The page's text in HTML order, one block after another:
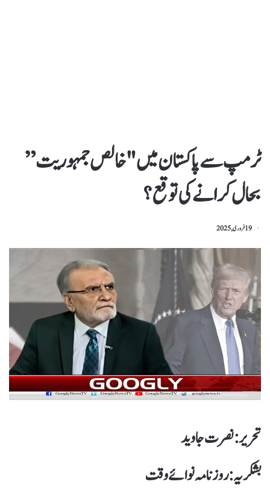
ٹرمپ سے پاکستان میں "خالص جمہوریت”
بحال کرانے کی توقع؟
19 فروری, 2025
تحریر : نصرت جاوید
بشکریہ: روزنامہ نوائے وقت